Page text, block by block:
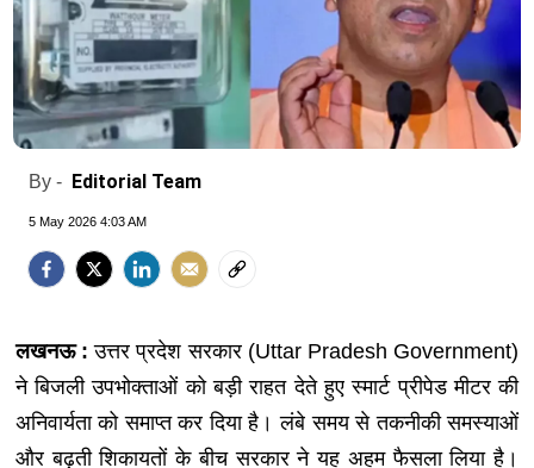
By - Editorial Team
5 May 2026 4:03 AM
लखनऊ : उत्तर प्रदेश सरकार (Uttar Pradesh Government)
ने बिजली उपभोक्ताओं को बड़ी राहत देते हुए स्मार्ट प्रीपेड मीटर की
अनिवार्यता को समाप्त कर दिया है। लंबे समय से तकनीकी समस्याओं
और बढ़ती शिकायतों के बीच सरकार ने यह अहम फैसला लिया है।